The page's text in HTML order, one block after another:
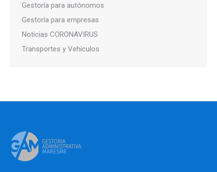
Gestoría para autónomos
Gestoría para empresas
Noticias CORONAVIRUS
Transportes y Vehículos